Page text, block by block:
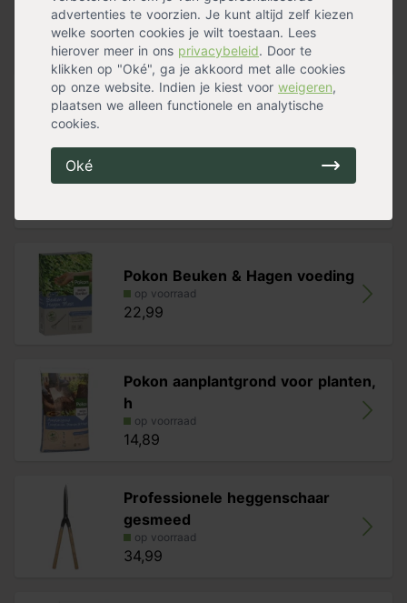
advertenties te voorzien. Je kunt altijd zelf kiezen
welke soorten cookies je wilt toestaan. Lees
hierover meer in ons privacybeleid. Door te
klikken op "Oké", ga je akkoord met alle cookies
op onze website. Indien je kiest voor weigeren,
plaatsen we alleen functionele en analytische
cookies.
Oké
Groeisnelheid
Gemiddeld
Geurend
Nee
Stekels
Nee
Meer specificaties »
Handig voor erbij
Pokon Beuken & Hagen voeding
op voorraad
22,99
Pokon aanplantgrond voor planten,
h
op voorraad
14,89
Professionele heggenschaar
gesmeed
op voorraad
34,99